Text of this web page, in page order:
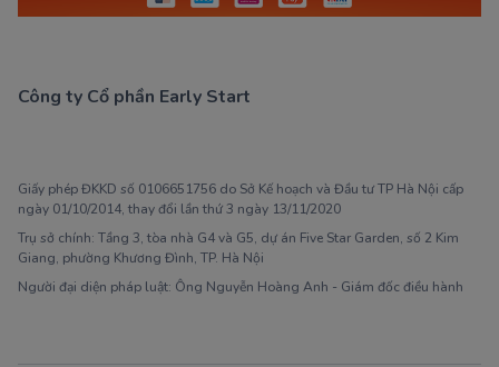
Công ty Cổ phần Early Start
Giấy phép ĐKKD số 0106651756 do Sở Kế hoạch và Đầu tư TP Hà Nội cấp
ngày 01/10/2014, thay đổi lần thứ 3 ngày 13/11/2020
Trụ sở chính: Tầng 3, tòa nhà G4 và G5, dự án Five Star Garden, số 2 Kim
Giang, phường Khương Đình, TP. Hà Nội
Người đại diện pháp luật: Ông Nguyễn Hoàng Anh - Giám đốc điều hành